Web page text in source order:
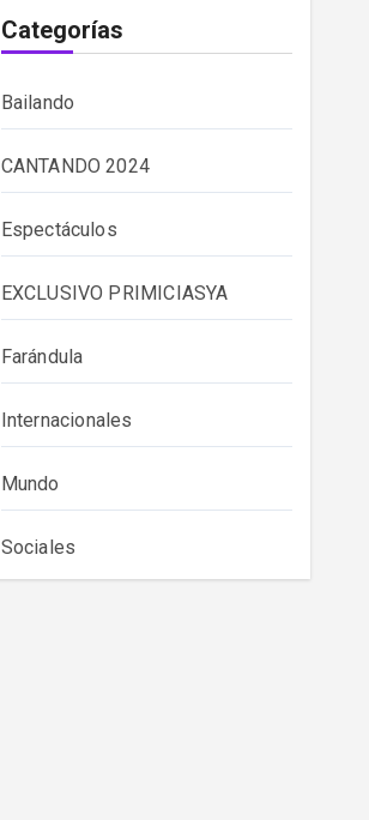
Categorías
Bailando
CANTANDO 2024
Espectáculos
EXCLUSIVO PRIMICIASYA
Farándula
Internacionales
Mundo
Sociales